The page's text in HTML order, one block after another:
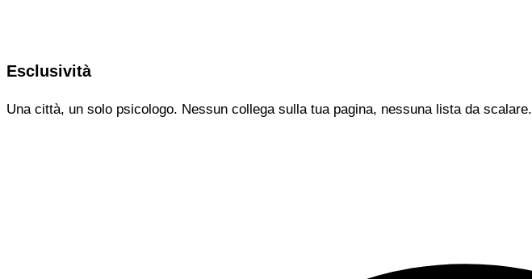
Esclusività
Una città, un solo psicologo. Nessun collega sulla tua pagina, nessuna lista da scalare.